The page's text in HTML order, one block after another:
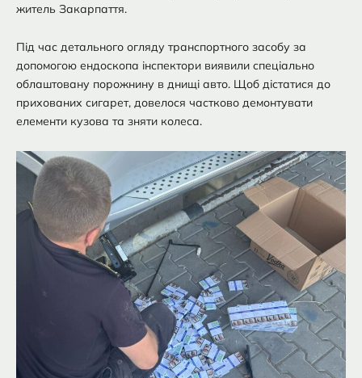
житель Закарпаття.
Під час детального огляду транспортного засобу за
допомогою ендоскопа інспектори виявили спеціально
облаштовану порожнину в днищі авто. Щоб дістатися до
прихованих сигарет, довелося частково демонтувати
елементи кузова та зняти колеса.